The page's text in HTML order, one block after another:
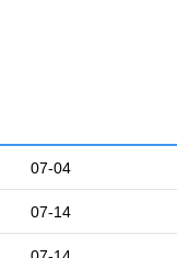
07-04
07-14